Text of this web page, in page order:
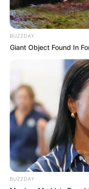
BUZZDAY
Giant Object Found In
BUZZDAY